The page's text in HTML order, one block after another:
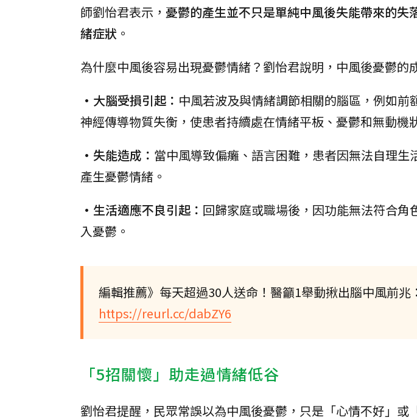
師劉怡君表示， 憂鬱的產生並不只是單純中風後失能帶來的失
緒症狀 。
為什麼中風後容易出現憂鬱情緒？劉怡君說明，中風後憂鬱的
•大腦受損引起： 中風若波及與情緒調節相關的腦區，例如
神經傳導物質失衡，使患者持續處在情緒平板、憂鬱和無動機
•失能造成： 當中風導致偏癱、語言困難，患者因無法自理
產生憂鬱情緒。
•生活適應不良引起： 回歸家庭或職場後，因功能無法符合
入憂鬱。
編輯推薦》每天超過30人送命！醫籲1舉動揪出腦中風前兆
https://reurl.cc/dabZY6
「5招關懷」助走過情緒低谷
劉怡君提醒，民眾常誤以為中風後憂鬱，只是「心情不好」或